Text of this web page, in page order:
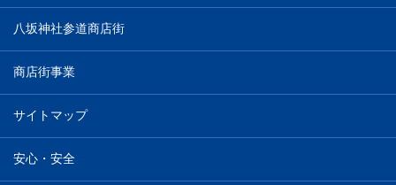
八坂神社参道商店街
商店街事業
サイトマップ
安心・安全